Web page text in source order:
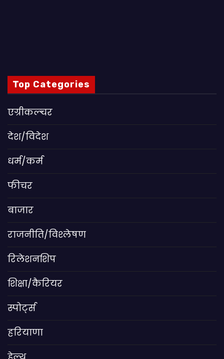
Top Categories
एग्रीकल्चर
देश/विदेश
धर्म/कर्म
फीचर
बाजार
राजनीति/विश्लेषण
रिलेशनशिप
शिक्षा/कैरियर
स्पोर्ट्स
हरियाणा